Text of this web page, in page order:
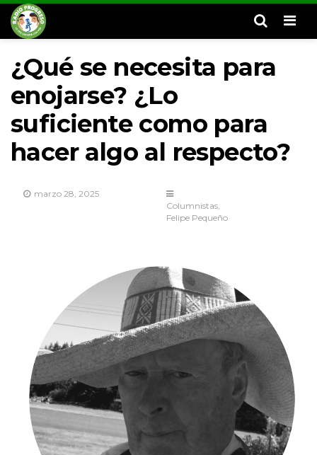
¿Qué se necesita para
enojarse? ¿Lo
suficiente como para
hacer algo al respecto?
marzo 28, 2025
Columnistas
Felipe Pequeño